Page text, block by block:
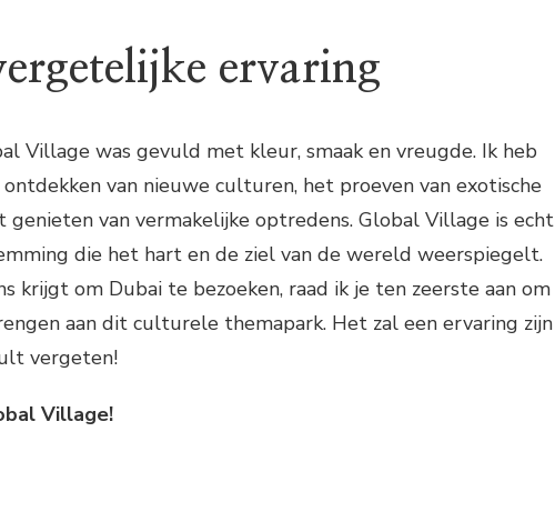
ervaring
Village was gevuld met kleur, smaak en vreugde. Ik heb
van nieuwe culturen, het proeven van exotische
genieten van vermakelijke optredens. Global Village is echt
die het hart en de ziel van de wereld weerspiegelt.
krijgt om Dubai te bezoeken, raad ik je ten zeerste aan om
aan dit culturele themapark. Het zal een ervaring zijn
vergeten!
Village!